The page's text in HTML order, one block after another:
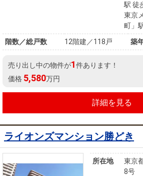
駅 徒
東京
町」
階数／総戸数
12階建／118戸 築
売り出し中の物件が1件あります！
価格 5,580万円
詳細を見る
ライオンズマンション勝どき
所在地
東京
8号